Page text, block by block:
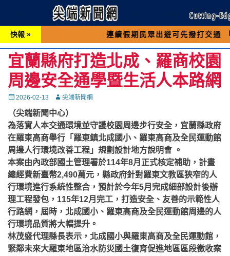
快報 » 連續假期民眾出遊可先撥打交通 「1968」
宜蘭縣府打造北成、羅商校園
周邊安全通學暨生活人本路網
Posted
2026-02-13 Autor尖端新聞網
（尖端新聞中心）
為落實人本交通環境並守護校園周邊步行安全，宜蘭縣政府
在羅東高商舉行「羅東鎮北成國小、羅東高商及全民運動館
周邊人行環境改善工程」規劃設計地方說明會 。
本案由內政部國土管理署於114年8月正式核定補助，計畫
總經費新臺幣2,490萬元，縣政府針對羅東文教區狹窄的人
行環境進行系統性整合，預計於今年5月完成細部設計後辦
理工程發包，115年12月完工，打造安全、友善的示範性人
行路網，屆時，北成國小、羅東高商及全民運動館周邊的人
行環境品質將大幅提升。
林茂盛代理縣長表示，北成國小與羅東高商及全民運動館，
緊鄰未來大羅東地區治水防災國土復育促進地區區段徵收案